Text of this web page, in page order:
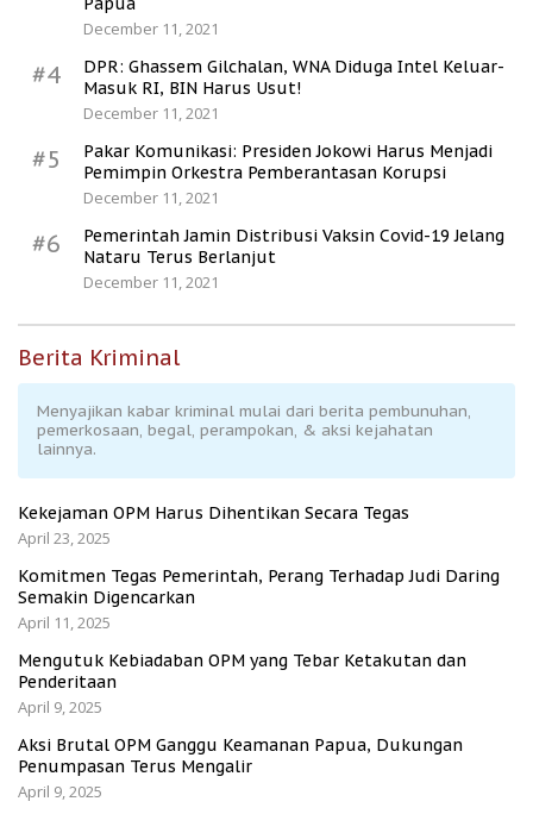
December 11, 2021
#4
DPR: Ghassem Gilchalan, WNA Diduga Intel Keluar-
Masuk RI, BIN Harus Usut!
December 11, 2021
#5
Pakar Komunikasi: Presiden Jokowi Harus Menjadi
Pemimpin Orkestra Pemberantasan Korupsi
December 11, 2021
#6
Pemerintah Jamin Distribusi Vaksin Covid-19 Jelang
Nataru Terus Berlanjut
December 11, 2021
Berita Kriminal
Menyajikan kabar kriminal mulai dari berita pembunuhan,
pemerkosaan, begal, perampokan, & aksi kejahatan
lainnya.
Kekejaman OPM Harus Dihentikan Secara Tegas
April 23, 2025
Komitmen Tegas Pemerintah, Perang Terhadap Judi Daring
Semakin Digencarkan
April 11, 2025
Mengutuk Kebiadaban OPM yang Tebar Ketakutan dan
Penderitaan
April 9, 2025
Aksi Brutal OPM Ganggu Keamanan Papua, Dukungan
Penumpasan Terus Mengalir
April 9, 2025